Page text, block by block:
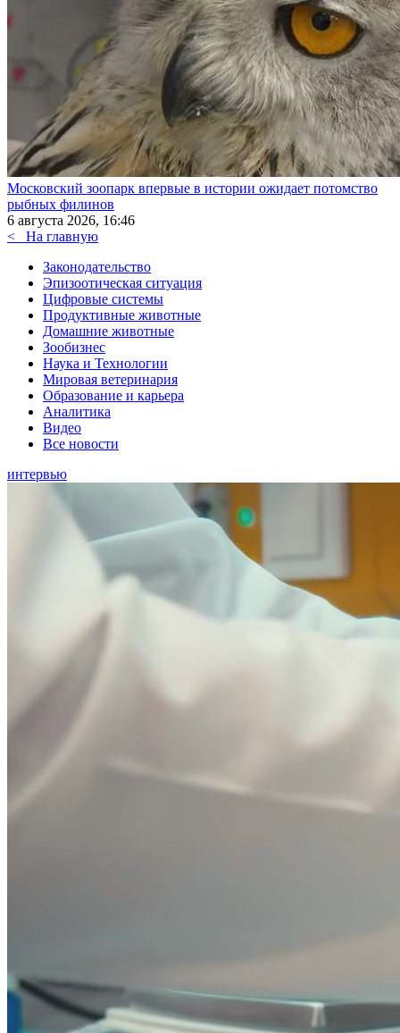
Московский зоопарк впервые в истории ожидает потомство
рыбных филинов
6 августа 2026, 16:46
<
На главную
Законодательство
Эпизоотическая ситуация
Цифровые системы
Продуктивные животные
Домашние животные
Зообизнес
Наука и Технологии
Мировая ветеринария
Образование и карьера
Аналитика
Видео
Все новости
интервью